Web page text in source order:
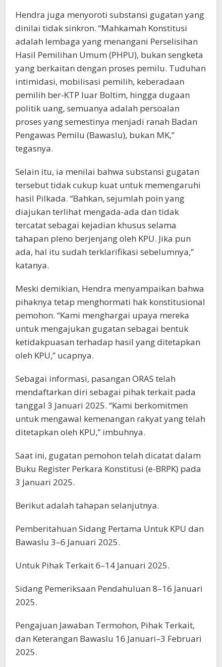
Hendra juga menyoroti substansi gugatan yang
dinilai tidak sinkron. “Mahkamah Konstitusi
adalah lembaga yang menangani Perselisihan
Hasil Pemilihan Umum (PHPU), bukan sengketa
yang berkaitan dengan proses pemilu. Tuduhan
intimidasi, mobilisasi pemilih, keberadaan
pemilih ber-KTP luar Boltim, hingga dugaan
politik uang, semuanya adalah persoalan
proses yang semestinya menjadi ranah Badan
Pengawas Pemilu (Bawaslu), bukan MK,”
tegasnya.
Selain itu, ia menilai bahwa substansi gugatan
tersebut tidak cukup kuat untuk memengaruhi
hasil Pilkada. “Bahkan, sejumlah poin yang
diajukan terlihat mengada-ada dan tidak
tercatat sebagai kejadian khusus selama
tahapan pleno berjenjang oleh KPU. Jika pun
ada, hal itu sudah terklarifikasi sebelumnya,”
katanya.
Meski demikian, Hendra menyampaikan bahwa
pihaknya tetap menghormati hak konstitusional
pemohon. “Kami menghargai upaya mereka
untuk mengajukan gugatan sebagai bentuk
ketidakpuasan terhadap hasil yang ditetapkan
oleh KPU,” ucapnya.
Sebagai informasi, pasangan ORAS telah
mendaftarkan diri sebagai pihak terkait pada
tanggal 3 Januari 2025. “Kami berkomitmen
untuk mengawal kemenangan rakyat yang telah
ditetapkan oleh KPU,” imbuhnya.
Saat ini, gugatan pemohon telah dicatat dalam
Buku Register Perkara Konstitusi (e-BRPK) pada
3 Januari 2025.
Berikut adalah tahapan selanjutnya.
Pemberitahuan Sidang Pertama Untuk KPU dan
Bawaslu 3–6 Januari 2025.
Untuk Pihak Terkait 6–14 Januari 2025.
Sidang Pemeriksaan Pendahuluan 8–16 Januari
2025.
Pengajuan Jawaban Termohon, Pihak Terkait,
dan Keterangan Bawaslu 16 Januari–3 Februari
2025.